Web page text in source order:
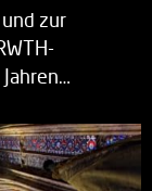
zur